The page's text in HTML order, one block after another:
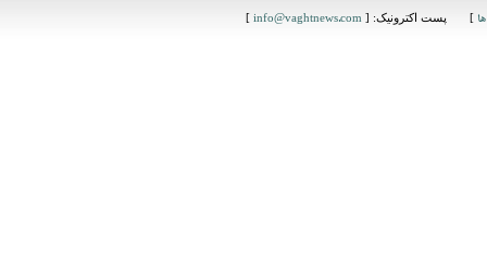
] پست اکترونیک: [ info@vaghtnews.com
]